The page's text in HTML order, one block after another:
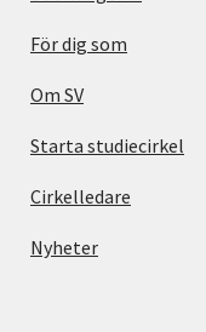
För dig som
Om SV
Starta studiecirkel
Cirkelledare
Nyheter